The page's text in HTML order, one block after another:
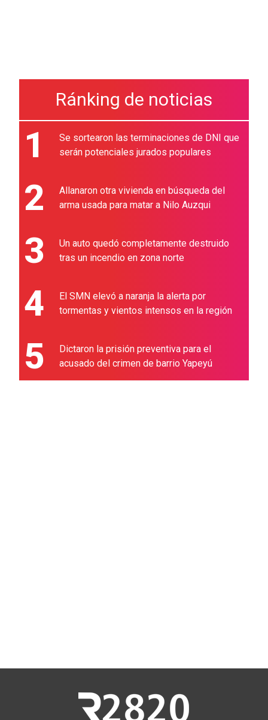
Ránking de noticias
1
Se sortearon las terminaciones de DNI que
serán potenciales jurados populares
2
Allanaron otra vivienda en búsqueda del
arma usada para matar a Nilo Auzqui
3
Un auto quedó completamente destruido
tras un incendio en zona norte
4
El SMN elevó a naranja la alerta por
tormentas y vientos intensos en la región
5
Dictaron la prisión preventiva para el
acusado del crimen de barrio Yapeyú